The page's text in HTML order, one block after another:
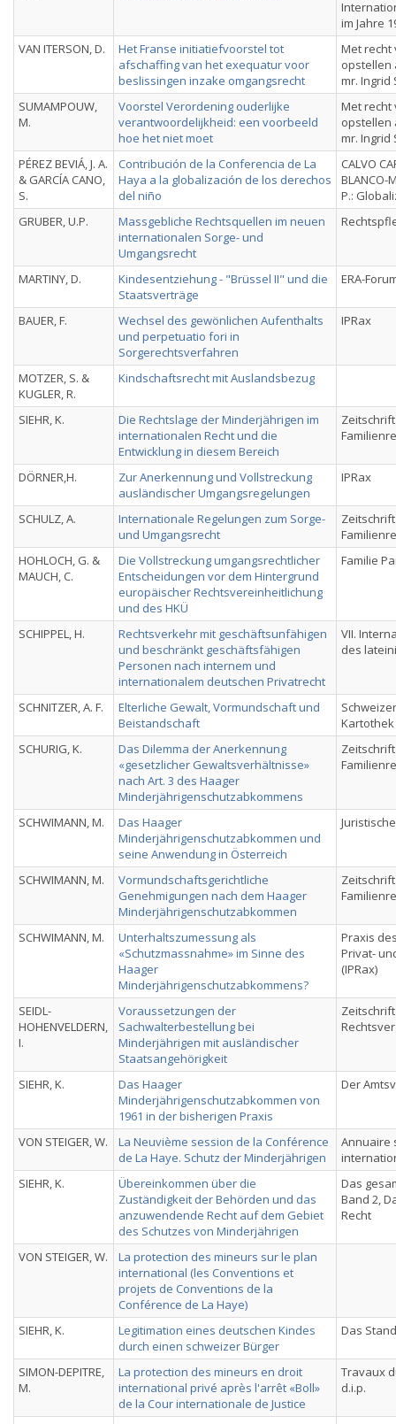
im Jahre
VAN ITERSON, D.
Het Franse initiatiefvoorstel tot
afschaffing van het exequatur voor
beslissingen inzake omgangsrecht
Met recht
opstellen
mr. Ingrid
SUMAMPOUW,
M.
Voorstel Verordening ouderlijke
verantwoordelijkheid: een voorbeeld
hoe het niet moet
Met recht
opstellen
mr. Ingrid
PÉREZ BEVIÁ, J. A.
& GARCÍA CANO,
S.
Contribución de la Conferencia de La
Haya a la globalización de los derechos
del niño
CALVO
BLANCO-
P.:
GRUBER, U.P.
Massgebliche Rechtsquellen im neuen
internationalen Sorge- und
Umgangsrecht
MARTINY, D.
Kindesentziehung - "Brüssel II" und die
Staatsverträge
ERA-
BAUER, F.
Wechsel des gewönlichen Aufenthalts
und perpetuatio fori in
Sorgerechtsverfahren
IPRax
MOTZER, S. &
KUGLER, R.
Kindschaftsrecht mit Auslandsbezug
SIEHR, K.
Die Rechtslage der Minderjährigen im
internationalen Recht und die
Entwicklung in diesem Bereich
DÖRNER,H.
Zur Anerkennung und Vollstreckung
ausländischer Umgangsregelungen
IPRax
SCHULZ, A.
Internationale Regelungen zum Sorge-
und Umgangsrecht
HOHLOCH, G. &
MAUCH, C.
Die Vollstreckung umgangsrechtlicher
Entscheidungen vor dem Hintergrund
europäischer Rechtsvereinheitlichung
und des HKÜ
Familie
SCHIPPEL, H.
Rechtsverkehr mit geschäftsunfähigen
und beschränkt geschäftsfähigen
Personen nach internem und
internationalem deutschen Privatrecht
VII.
des
SCHNITZER, A. F.
Elterliche Gewalt, Vormundschaft und
Beistandschaft
Kartothek
SCHURIG, K.
Das Dilemma der Anerkennung
«gesetzlicher Gewaltsverhältnisse»
nach Art. 3 des Haager
Minderjährigenschutzabkommens
SCHWIMANN, M.
Das Haager
Minderjährigenschutzabkommen und
seine Anwendung in Österreich
SCHWIMANN, M.
Vormundschaftsgerichtliche
Genehmigungen nach dem Haager
Minderjährigenschutzabkommen
SCHWIMANN, M.
Unterhaltszumessung als
«Schutzmassnahme» im Sinne des
Haager
Minderjährigenschutzabkommens?
Praxis
Privat-
(IPRax)
SEIDL-
HOHENVELDERN,
I.
Voraussetzungen der
Sachwalterbestellung bei
Minderjährigen mit ausländischer
Staatsangehörigkeit
SIEHR, K.
Das Haager
Minderjährigenschutzabkommen von
1961 in der bisherigen Praxis
Der
VON STEIGER, W.
La Neuvième session de la Conférence
de La Haye. Schutz der Minderjährigen
Annuaire
SIEHR, K.
Übereinkommen über die
Zuständigkeit der Behörden und das
anzuwendende Recht auf dem Gebiet
des Schutzes von Minderjährigen
Das
Band 2,
Recht
VON STEIGER, W.
La protection des mineurs sur le plan
international (les Conventions et
projets de Conventions de la
Conférence de La Haye)
SIEHR, K.
Legitimation eines deutschen Kindes
durch einen schweizer Bürger
Das
SIMON-DEPITRE,
M.
La protection des mineurs en droit
international privé après l'arrêt «Boll»
de la Cour internationale de Justice
Travaux
d.i.p.